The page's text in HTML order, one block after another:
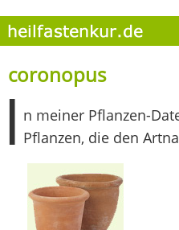
coronopus
I n meiner Pflanzen-
Pflanzen, die den